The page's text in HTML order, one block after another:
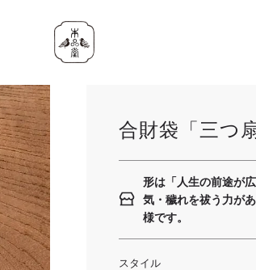
合財袋「三つ扇
形は「人生の前途が
気・穢れを祓う力が
様です。
スタイル